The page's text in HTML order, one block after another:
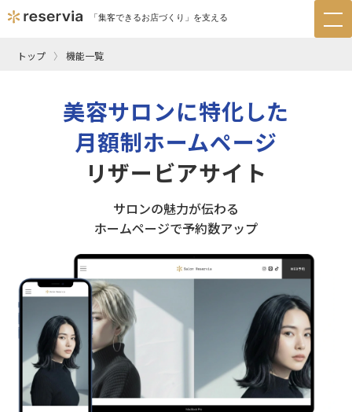
「集客できるお店づくり」を支える
トップ 機能一覧
美容サロンに特化した
月額制ホームページ
リザービアサイト
サロンの魅力が伝わる
ホームページで予約数アップ